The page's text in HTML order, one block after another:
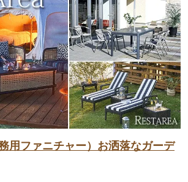
用ファニチャー）お洒落なガーデ